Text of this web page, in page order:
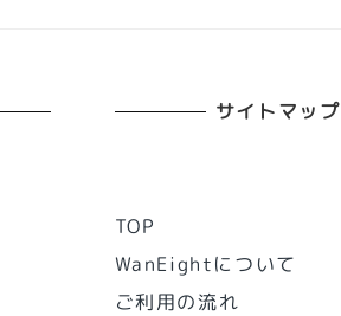
サイトマップ
TOP
WanEightについて
ご利用の流れ